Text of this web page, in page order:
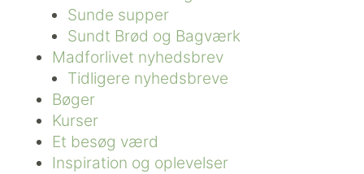
Sunde supper
Sundt Brød og Bagværk
Madforlivet nyhedsbrev
Tidligere nyhedsbreve
Bøger
Kurser
Et besøg værd
Inspiration og oplevelser